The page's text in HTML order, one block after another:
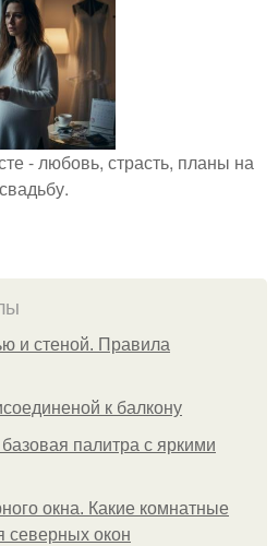
- любовь, страсть, планы на
свадьбу.
и стеной. Правила
к балкону
палитра с яркими
окна. Какие комнатные
северных окон